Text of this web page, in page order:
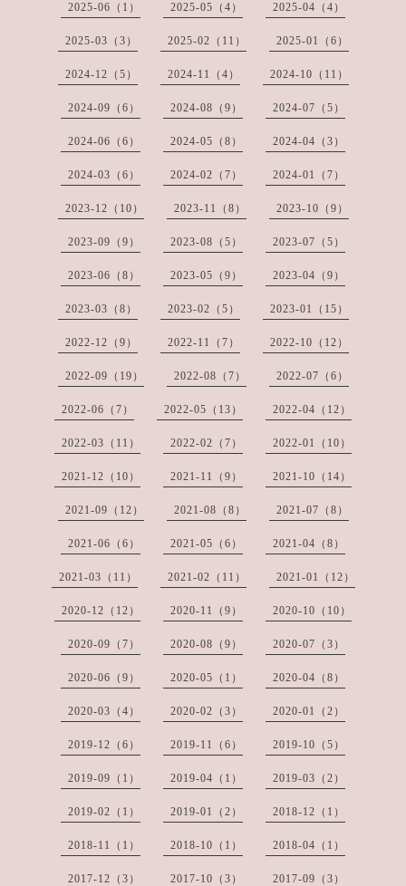
2025-06（1） 2025-05（4） 2025-04（4）
2025-03（3） 2025-02（11） 2025-01（6）
2024-12（5） 2024-11（4） 2024-10（11）
2024-09（6） 2024-08（9） 2024-07（5）
2024-06（6） 2024-05（8） 2024-04（3）
2024-03（6） 2024-02（7） 2024-01（7）
2023-12（10） 2023-11（8） 2023-10（9）
2023-09（9） 2023-08（5） 2023-07（5）
2023-06（8） 2023-05（9） 2023-04（9）
2023-03（8） 2023-02（5） 2023-01（15）
2022-12（9） 2022-11（7） 2022-10（12）
2022-09（19） 2022-08（7） 2022-07（6）
2022-06（7） 2022-05（13） 2022-04（12）
2022-03（11） 2022-02（7） 2022-01（10）
2021-12（10） 2021-11（9） 2021-10（14）
2021-09（12） 2021-08（8） 2021-07（8）
2021-06（6） 2021-05（6） 2021-04（8）
2021-03（11） 2021-02（11） 2021-01（12）
2020-12（12） 2020-11（9） 2020-10（10）
2020-09（7） 2020-08（9） 2020-07（3）
2020-06（9） 2020-05（1） 2020-04（8）
2020-03（4） 2020-02（3） 2020-01（2）
2019-12（6） 2019-11（6） 2019-10（5）
2019-09（1） 2019-04（1） 2019-03（2）
2019-02（1） 2019-01（2） 2018-12（1）
2018-11（1） 2018-10（1） 2018-04（1）
2017-12（3） 2017-10（3） 2017-09（3）